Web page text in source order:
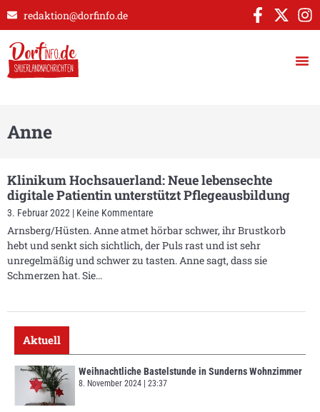
redaktion@dorfinfo.de
Anne
Klinikum Hochsauerland: Neue lebensechte
digitale Patientin unterstützt Pflegeausbildung
3. Februar 2022 Keine Kommentare
Arnsberg/Hüsten. Anne atmet hörbar schwer, ihr Brustkorb
hebt und senkt sich sichtlich, der Puls rast und ist sehr
unregelmäßig und schwer zu tasten. Anne sagt, dass sie
Schmerzen hat. Sie
Aktuell
Weihnachtliche Bastelstunde in Sunderns Wohnzimmer
8. November 2024 23:37